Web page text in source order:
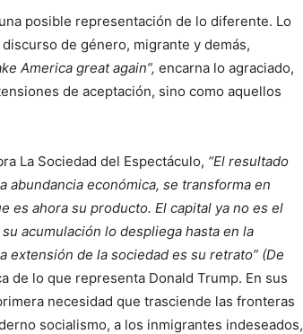
posible representación de lo diferente. Lo
de género, migrante y demás,
America great again”, encarna lo agraciado,
de aceptación, sino como aquellos
La Sociedad del Espectáculo, “El resultado
abundancia económica, se transforma en
es ahora su producto. El capital ya no es el
acumulación lo despliega hasta en la
de la sociedad es su retrato” (De
de lo que representa Donald Trump. En sus
necesidad que trasciende las fronteras
socialismo, a los inmigrantes indeseados,